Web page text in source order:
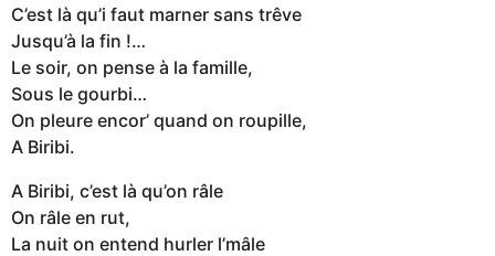
C’est là qu’i faut marner sans trêve
Jusqu’à la fin !…
Le soir, on pense à la famille,
Sous le gourbi…
On pleure encor’ quand on roupille,
A Biribi.
A Biribi, c’est là qu’on râle
On râle en rut,
La nuit on entend hurler l’mâle